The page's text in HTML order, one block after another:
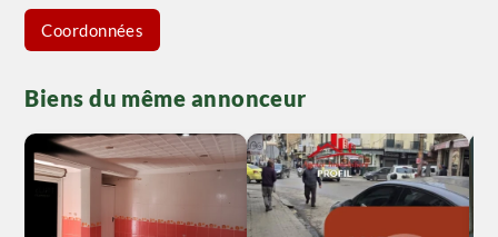
Coordonnées
Biens du même annonceur